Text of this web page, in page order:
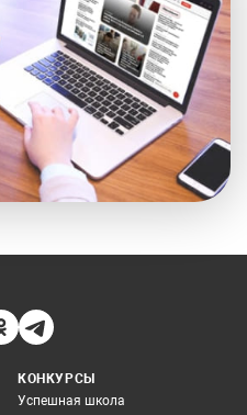
КОНКУРСЫ
Успешная школа